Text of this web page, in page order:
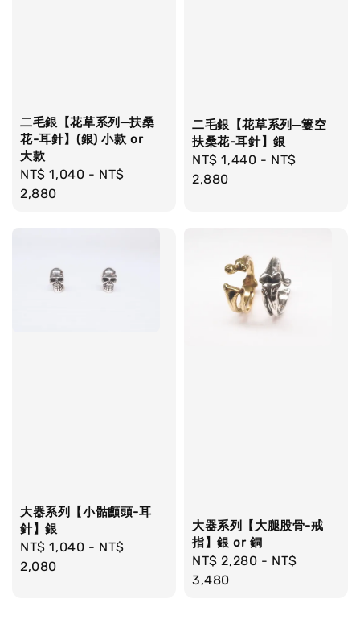
二毛銀【花草系列─扶桑
花-耳針】(銀) 小款 or
大款
Regular
price
NT$ 1,040 - NT$
2,880
二毛銀【花草系列─簍空
扶桑花-耳針】銀
Regular
price
NT$ 1,440 - NT$
2,880
大器系列【小骷顱頭-耳
針】銀
Regular
price
NT$ 1,040 - NT$
2,080
大器系列【大腿股骨-戒
指】銀 or 銅
Regular
price
NT$ 2,280 - NT$
3,480